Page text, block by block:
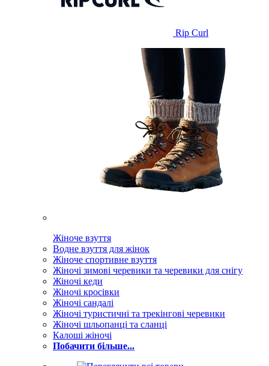
Rip Curl
Жіноче взуття
Водне взуття для жінок
Жіноче спортивне взуття
Жіночі зимові черевики та черевики для снігу
Жіночі кеди
Жіночі кросівки
Жіночі сандалі
Жіночі туристичні та трекінгові черевики
Жіночі шльопанці та сланці
Калоші жіночі
Побачити більше...